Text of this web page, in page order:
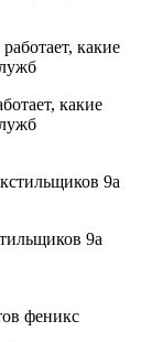
какие
9а